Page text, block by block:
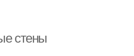
стены